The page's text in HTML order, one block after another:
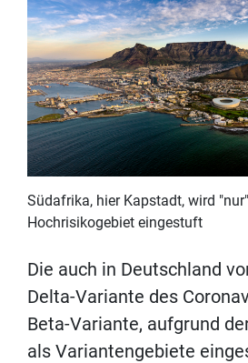
Südafrika, hier Kapstadt, wird
Hochrisikogebiet eingestuft
Die auch in Deutschland
Delta-Variante des
Beta-Variante, aufgrund
als Variantengebiete